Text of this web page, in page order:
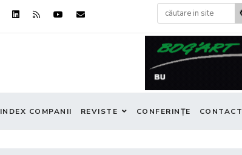
INDEX COMPANII REVISTE CONFERINȚE CONTACT